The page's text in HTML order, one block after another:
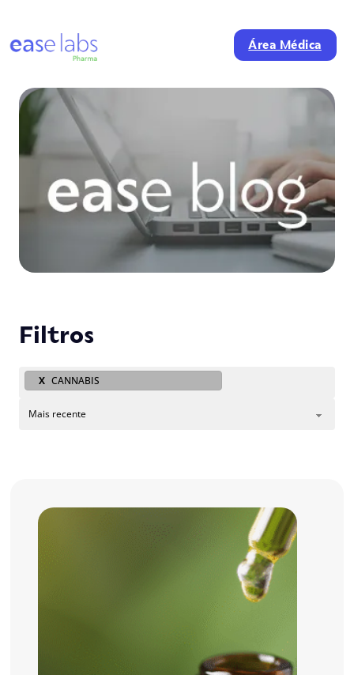
Área Médica
Filtros
X CANNABIS